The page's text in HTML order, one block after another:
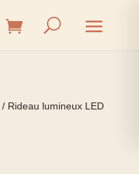
/ Rideau lumineux LED